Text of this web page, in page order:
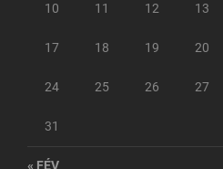
10 11 12 13
17 18 19 20
24 25 26 27
31
« FÉV